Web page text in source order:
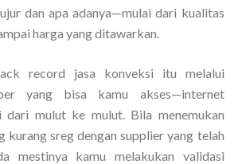
dan apa adanya—mulai dari kualitas
harga yang ditawarkan.
record jasa konveksi itu melalui
yang bisa kamu akses—internet
dari mulut ke mulut. Bila menemukan
kurang sreg dengan supplier yang telah
mestinya kamu melakukan validasi